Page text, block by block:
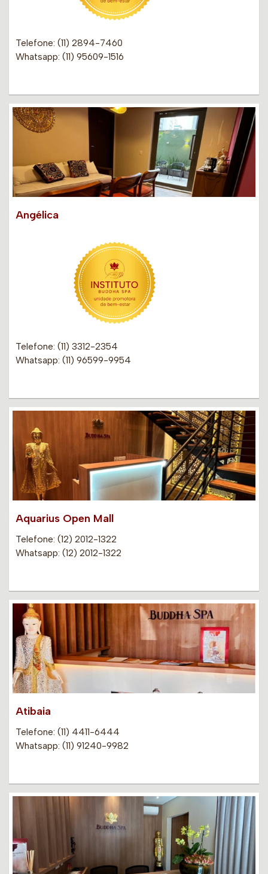
Telefone: (11) 2894-7460
Whatsapp: (11) 95609-1516
Angélica
Telefone: (11) 3312-2354
Whatsapp: (11) 96599-9954
Aquarius Open Mall
Telefone: (12) 2012-1322
Whatsapp: (12) 2012-1322
Atibaia
Telefone: (11) 4411-6444
Whatsapp: (11) 91240-9982